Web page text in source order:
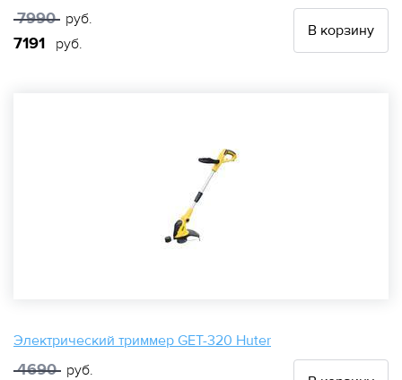
7990 руб.
7191 руб.
В корзину
Электрический триммер GET-320 Huter
4690 руб.